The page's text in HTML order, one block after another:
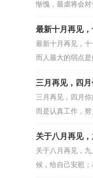
惭愧，最虐将会
最新十月再见
最新十月再见，
而人最大的弱点
三月再见，四月
三月再见，四月
而是认真工作，
关于八月再见
关于八月再见，
候，给自己安慰